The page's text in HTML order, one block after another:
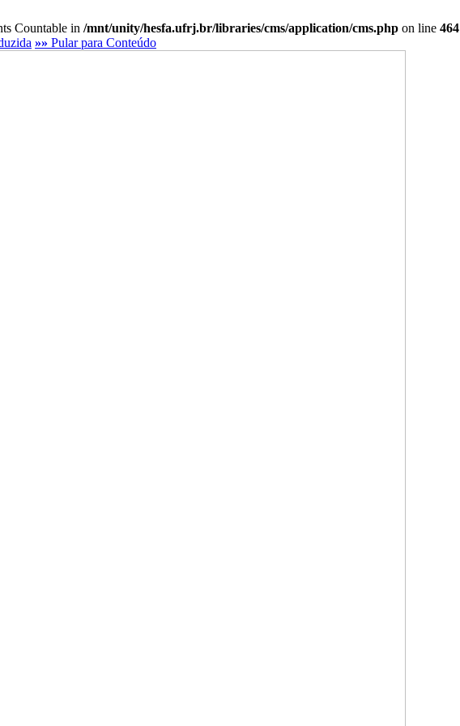
Countable in /mnt/unity/hesfa.ufrj.br/libraries/cms/application/cms.php on line 464
»» Pular para Conteúdo